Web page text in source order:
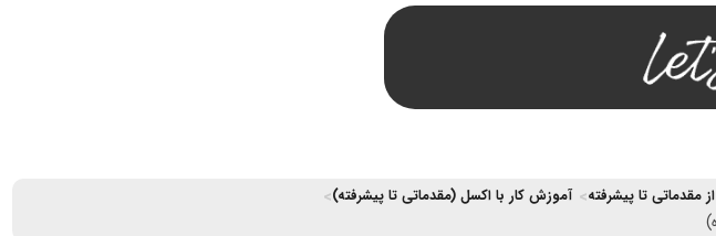
آموزش کار با اکسل (مقدماتی تا پیشرفته)